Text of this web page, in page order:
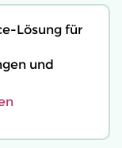
Lösung für
und